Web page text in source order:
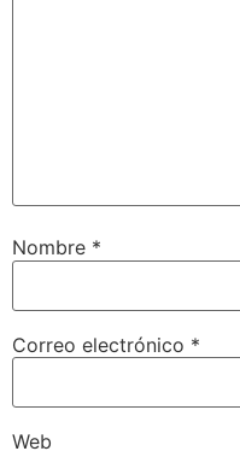
Nombre *
Correo electrónico *
Web